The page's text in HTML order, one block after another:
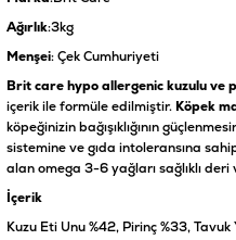
Ağırlık:3kg
Menşei: Çek Cumhuriyeti
Brit care hypo allergenic kuzulu ve
içerik ile formüle edilmiştir. Köpek
köpeğinizin bağışıklığının
sistemine ve gıda intoleransına
alan omega 3-6 yağları sağlıklı
İçerik
Kuzu Eti Unu %42, Pirinç %33,